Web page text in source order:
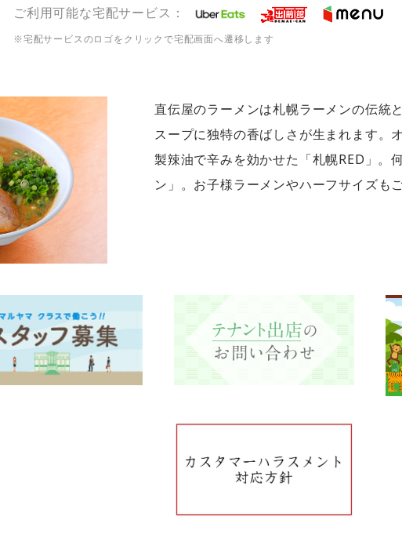
ご利用可能な宅配サービス：
※宅配サービスのロゴをクリックで宅配画面へ遷移します
直伝屋のラーメンは札幌ラーメンの伝統
スープに独特の香ばしさが生まれます。
製辣油で辛みを効かせた「札幌RED」。
ン」。お子様ラーメンやハーフサイズも